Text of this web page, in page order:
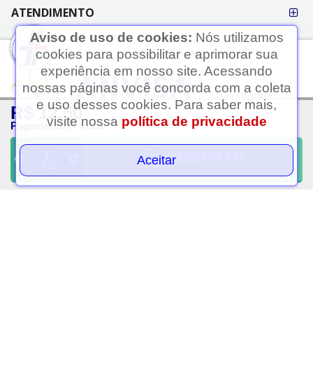
Ledafarma
Clique aqui...
R$ 12,50
Pagamento À Vista
COMPRAR
ATENDIMENTO
As informações contidas neste site não devem ser usadas para
automedicação e não substituem, em hipótese alguma, as orientações
dadas pelo profissional da área médica. Somente o médico está apto a
Aviso de uso de cookies: Nós utilizamos
cookies para possibilitar e aprimorar sua
experiência em nosso site. Acessando
nossas páginas você concorda com a coleta
e uso desses cookies. Para saber mais,
visite nossa política de privacidade
Aceitar